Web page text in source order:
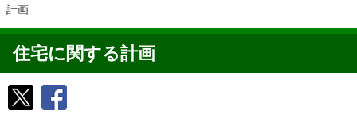
計画
住宅に関する計画